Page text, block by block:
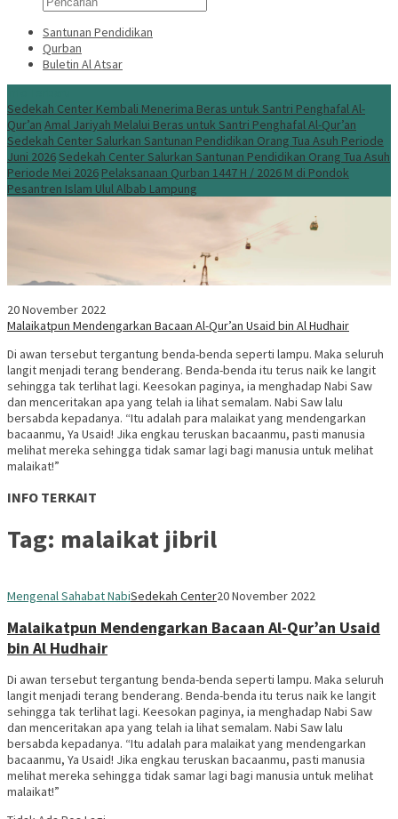
Santunan Pendidikan
Qurban
Buletin Al Atsar
Sedekah Center Kembali Menerima Beras untuk Santri Penghafal Al-
Qur’an Amal Jariyah Melalui Beras untuk Santri Penghafal Al-Qur’an
Sedekah Center Salurkan Santunan Pendidikan Orang Tua Asuh Periode
Juni 2026Sedekah Center Salurkan Santunan Pendidikan Orang Tua Asuh
Periode Mei 2026 Pelaksanaan Qurban 1447 H / 2026 M di Pondok
Pesantren Islam Ulul Albab Lampung
20 November 2022
Malaikatpun Mendengarkan Bacaan Al-Qur’an Usaid bin Al Hudhair
Di awan tersebut tergantung benda-benda seperti lampu. Maka seluruh
langit menjadi terang benderang. Benda-benda itu terus naik ke langit
sehingga tak terlihat lagi. Keesokan paginya, ia menghadap Nabi Saw
dan menceritakan apa yang telah ia lihat semalam. Nabi Saw lalu
bersabda kepadanya. “Itu adalah para malaikat yang mendengarkan
bacaanmu, Ya Usaid! Jika engkau teruskan bacaanmu, pasti manusia
melihat mereka sehingga tidak samar lagi bagi manusia untuk melihat
malaikat!”
INFO TERKAIT
Tag: malaikat jibril
Mengenal Sahabat NabiSedekah Center20 November 2022
Malaikatpun Mendengarkan Bacaan Al-Qur’an Usaid
bin Al Hudhair
Di awan tersebut tergantung benda-benda seperti lampu. Maka seluruh
langit menjadi terang benderang. Benda-benda itu terus naik ke langit
sehingga tak terlihat lagi. Keesokan paginya, ia menghadap Nabi Saw
dan menceritakan apa yang telah ia lihat semalam. Nabi Saw lalu
bersabda kepadanya. “Itu adalah para malaikat yang mendengarkan
bacaanmu, Ya Usaid! Jika engkau teruskan bacaanmu, pasti manusia
melihat mereka sehingga tidak samar lagi bagi manusia untuk melihat
malaikat!”